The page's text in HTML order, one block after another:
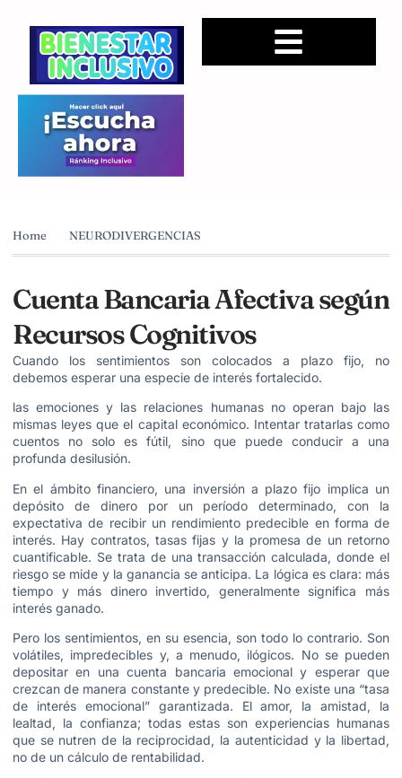
Home NEURODIVERGENCIAS
Cuenta Bancaria Afectiva según
Recursos Cognitivos
Cuando los sentimientos son colocados a plazo fijo, no
debemos esperar una especie de interés fortalecido.
las emociones y las relaciones humanas no operan bajo las
mismas leyes que el capital económico. Intentar tratarlas como
cuentos no solo es fútil, sino que puede conducir a una
profunda desilusión.
En el ámbito financiero, una inversión a plazo fijo implica un
depósito de dinero por un período determinado, con la
expectativa de recibir un rendimiento predecible en forma de
interés. Hay contratos, tasas fijas y la promesa de un retorno
cuantificable. Se trata de una transacción calculada, donde el
riesgo se mide y la ganancia se anticipa. La lógica es clara: más
tiempo y más dinero invertido, generalmente significa más
interés ganado.
Pero los sentimientos, en su esencia, son todo lo contrario. Son
volátiles, impredecibles y, a menudo, ilógicos. No se pueden
depositar en una cuenta bancaria emocional y esperar que
crezcan de manera constante y predecible. No existe una “tasa
de interés emocional” garantizada. El amor, la amistad, la
lealtad, la confianza; todas estas son experiencias humanas
que se nutren de la reciprocidad, la autenticidad y la libertad,
no de un cálculo de rentabilidad.